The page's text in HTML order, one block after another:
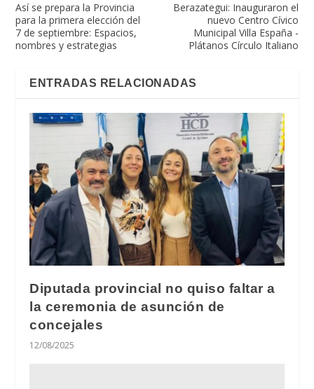
Así se prepara la Provincia
para la primera elección del
7 de septiembre: Espacios,
nombres y estrategias
Berazategui: Inauguraron el
nuevo Centro Cívico
Municipal Villa España -
Plátanos Círculo Italiano
ENTRADAS RELACIONADAS
Diputada provincial no quiso faltar a
la ceremonia de asunción de
concejales
12/08/2025